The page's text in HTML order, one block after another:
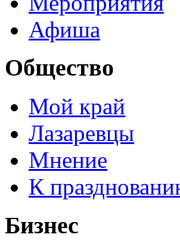
Афиша
Общество
Мой край
Лазаревцы
Мнение
К
Бизнес